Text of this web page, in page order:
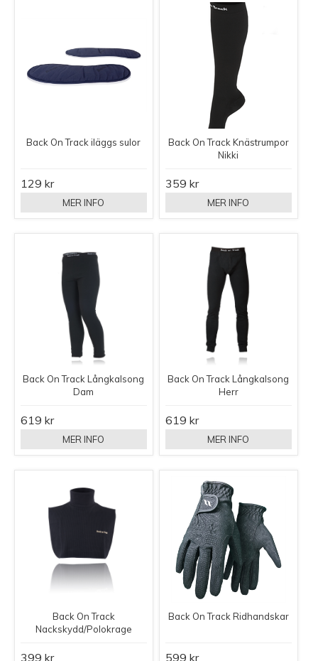
Back On Track iläggs sulor
129 kr
MER INFO
Back On Track Knästrumpor
Nikki
359 kr
MER INFO
Back On Track Långkalsong
Dam
619 kr
MER INFO
Back On Track Långkalsong
Herr
619 kr
MER INFO
Back On Track
Nackskydd/Polokrage
399 kr
Back On Track Ridhandskar
599 kr